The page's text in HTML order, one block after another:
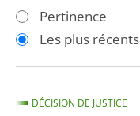
les
filtres
après
les
filtres
avant
Pertinence
Les plus récents
DÉCISION DE JUSTICE